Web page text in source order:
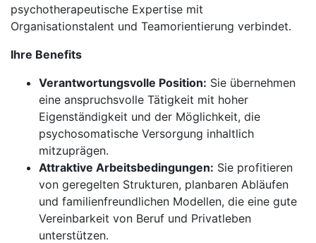
psychotherapeutische Expertise mit
Organisationstalent und Teamorientierung verbindet.
Ihre Benefits
Verantwortungsvolle Position: Sie übernehmen
eine anspruchsvolle Tätigkeit mit hoher
Eigenständigkeit und der Möglichkeit, die
psychosomatische Versorgung inhaltlich
mitzuprägen.
Attraktive Arbeitsbedingungen: Sie profitieren
von geregelten Strukturen, planbaren Abläufen
und familienfreundlichen Modellen, die eine gute
Vereinbarkeit von Beruf und Privatleben
unterstützen.